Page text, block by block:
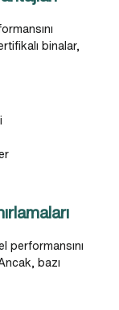
binalar,
performansını
bazı